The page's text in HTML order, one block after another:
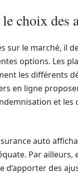
choix des
sur le marché, il
options. Les
les différents
en ligne
et les
auto
Par ailleurs,
d’apporter des